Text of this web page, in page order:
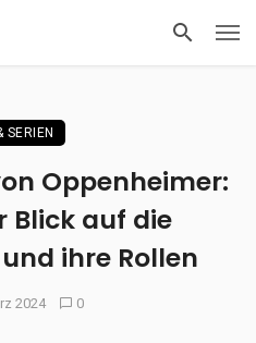
SERIEN
Oppenheimer:
Blick auf die
ihre Rollen
2024 0